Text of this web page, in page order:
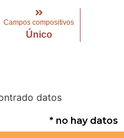
Campos compositivos
Único
datos
* no hay datos